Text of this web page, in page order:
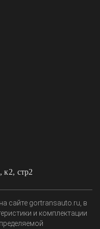
к2, стр2
сайте gortransauto.ru, в
и комплектации